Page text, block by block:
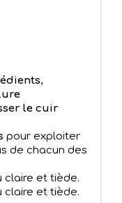
,
le cuir
pour exploiter
de chacun des
claire et tiède.
claire et tiède.